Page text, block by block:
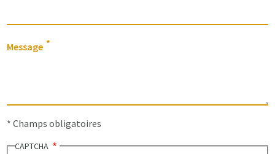
Message
* Champs obligatoires
CAPTCHA